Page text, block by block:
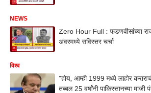
NEWS
Zero Hour Full : फडणवीसांच्या
अवरमध्ये सविस्तर चर्चा
विश्व
"होय, आम्ही 1999 मध्ये लाहोर
तब्बल 25 वर्षांनी पाकिस्तानच्या